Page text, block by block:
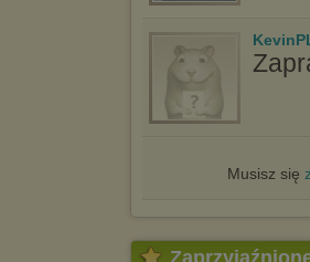
Musisz się